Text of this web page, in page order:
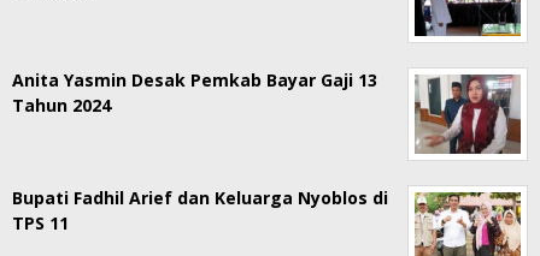
Anita Yasmin Desak Pemkab Bayar Gaji 13
Tahun 2024
Bupati Fadhil Arief dan Keluarga Nyoblos di
TPS 11